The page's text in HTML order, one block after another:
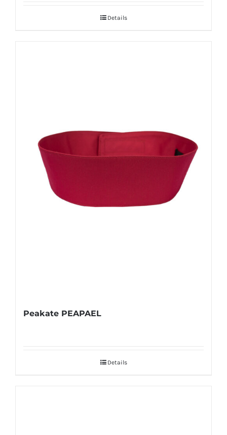
Details
Peakate PEAPAEL
Details